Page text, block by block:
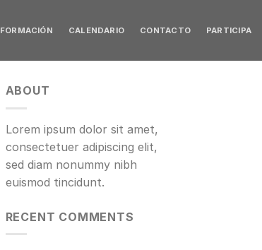
FORMACIÓN CALENDARIO CONTACTO PARTICIPA
ABOUT
Lorem ipsum dolor sit amet,
consectetuer adipiscing elit,
sed diam nonummy nibh
euismod tincidunt.
RECENT COMMENTS